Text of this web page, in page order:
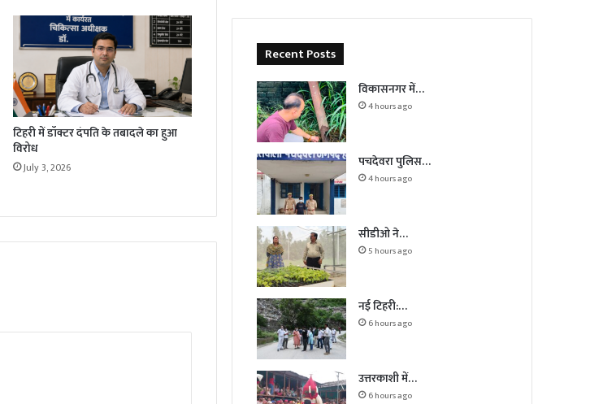
टिहरी में डॉक्टर दंपति के तबादले का हुआ
विरोध
July 3, 2026
Recent Posts
विकासनगर में…
4 hours ago
पचदेवरा पुलिस…
4 hours ago
सीडीओ ने…
5 hours ago
नई टिहरी:…
6 hours ago
उत्तरकाशी में…
6 hours ago